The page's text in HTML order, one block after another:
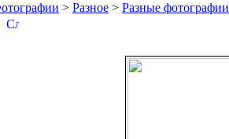
> Разное > Разные фотографии